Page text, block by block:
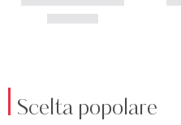
Scelta popolare